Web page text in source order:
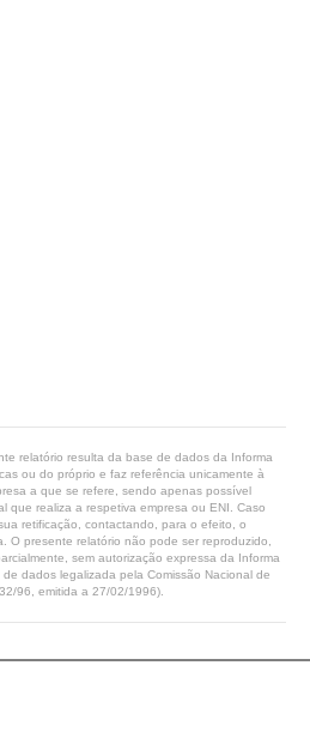
relatório resulta da base de dados da Informa
ou do próprio e faz referência unicamente à
a que se refere, sendo apenas possível
que realiza a respetiva empresa ou ENI. Caso
retificação, contactando, para o efeito, o
O presente relatório não pode ser reproduzido,
sem autorização expressa da Informa
dados legalizada pela Comissão Nacional de
96, emitida a 27/02/1996).